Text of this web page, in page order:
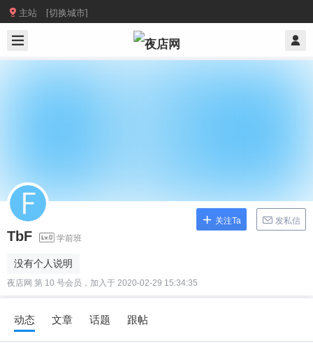
主站 [切换城市]
TbF 学前班
没有个人说明
夜店网 第 10 号会员，加入于 2020-02-29 15:34:35
关注Ta 发私信
动态 文章 话题 跟帖